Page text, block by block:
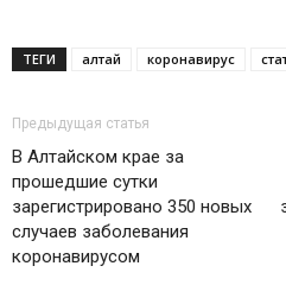
ТЕГИ алтай коронавирус
Предыдущая статья
В Алтайском крае за
прошедшие сутки
зарегистрировано 350 новых
случаев заболевания
коронавирусом